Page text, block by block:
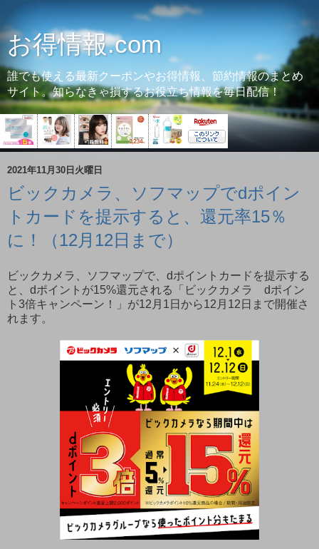
お得情報.com
誰でも使える最新クーポンやお得情報、節約情報のまとめ
サイト。知らなきゃ損するお役立ち情報を毎日配信！
2021年11月30日火曜日
ビックカメラ、ソフマップでdポイン
トカードを提示すると、還元率15％
に！（12月12日まで）
ビックカメラ、ソフマップで、dポイントカードを提示する
と、dポイントが15%還元される「ビックカメラ dポイン
ト3倍キャンペーン！」が12月1日から12月12日まで開催さ
れます。